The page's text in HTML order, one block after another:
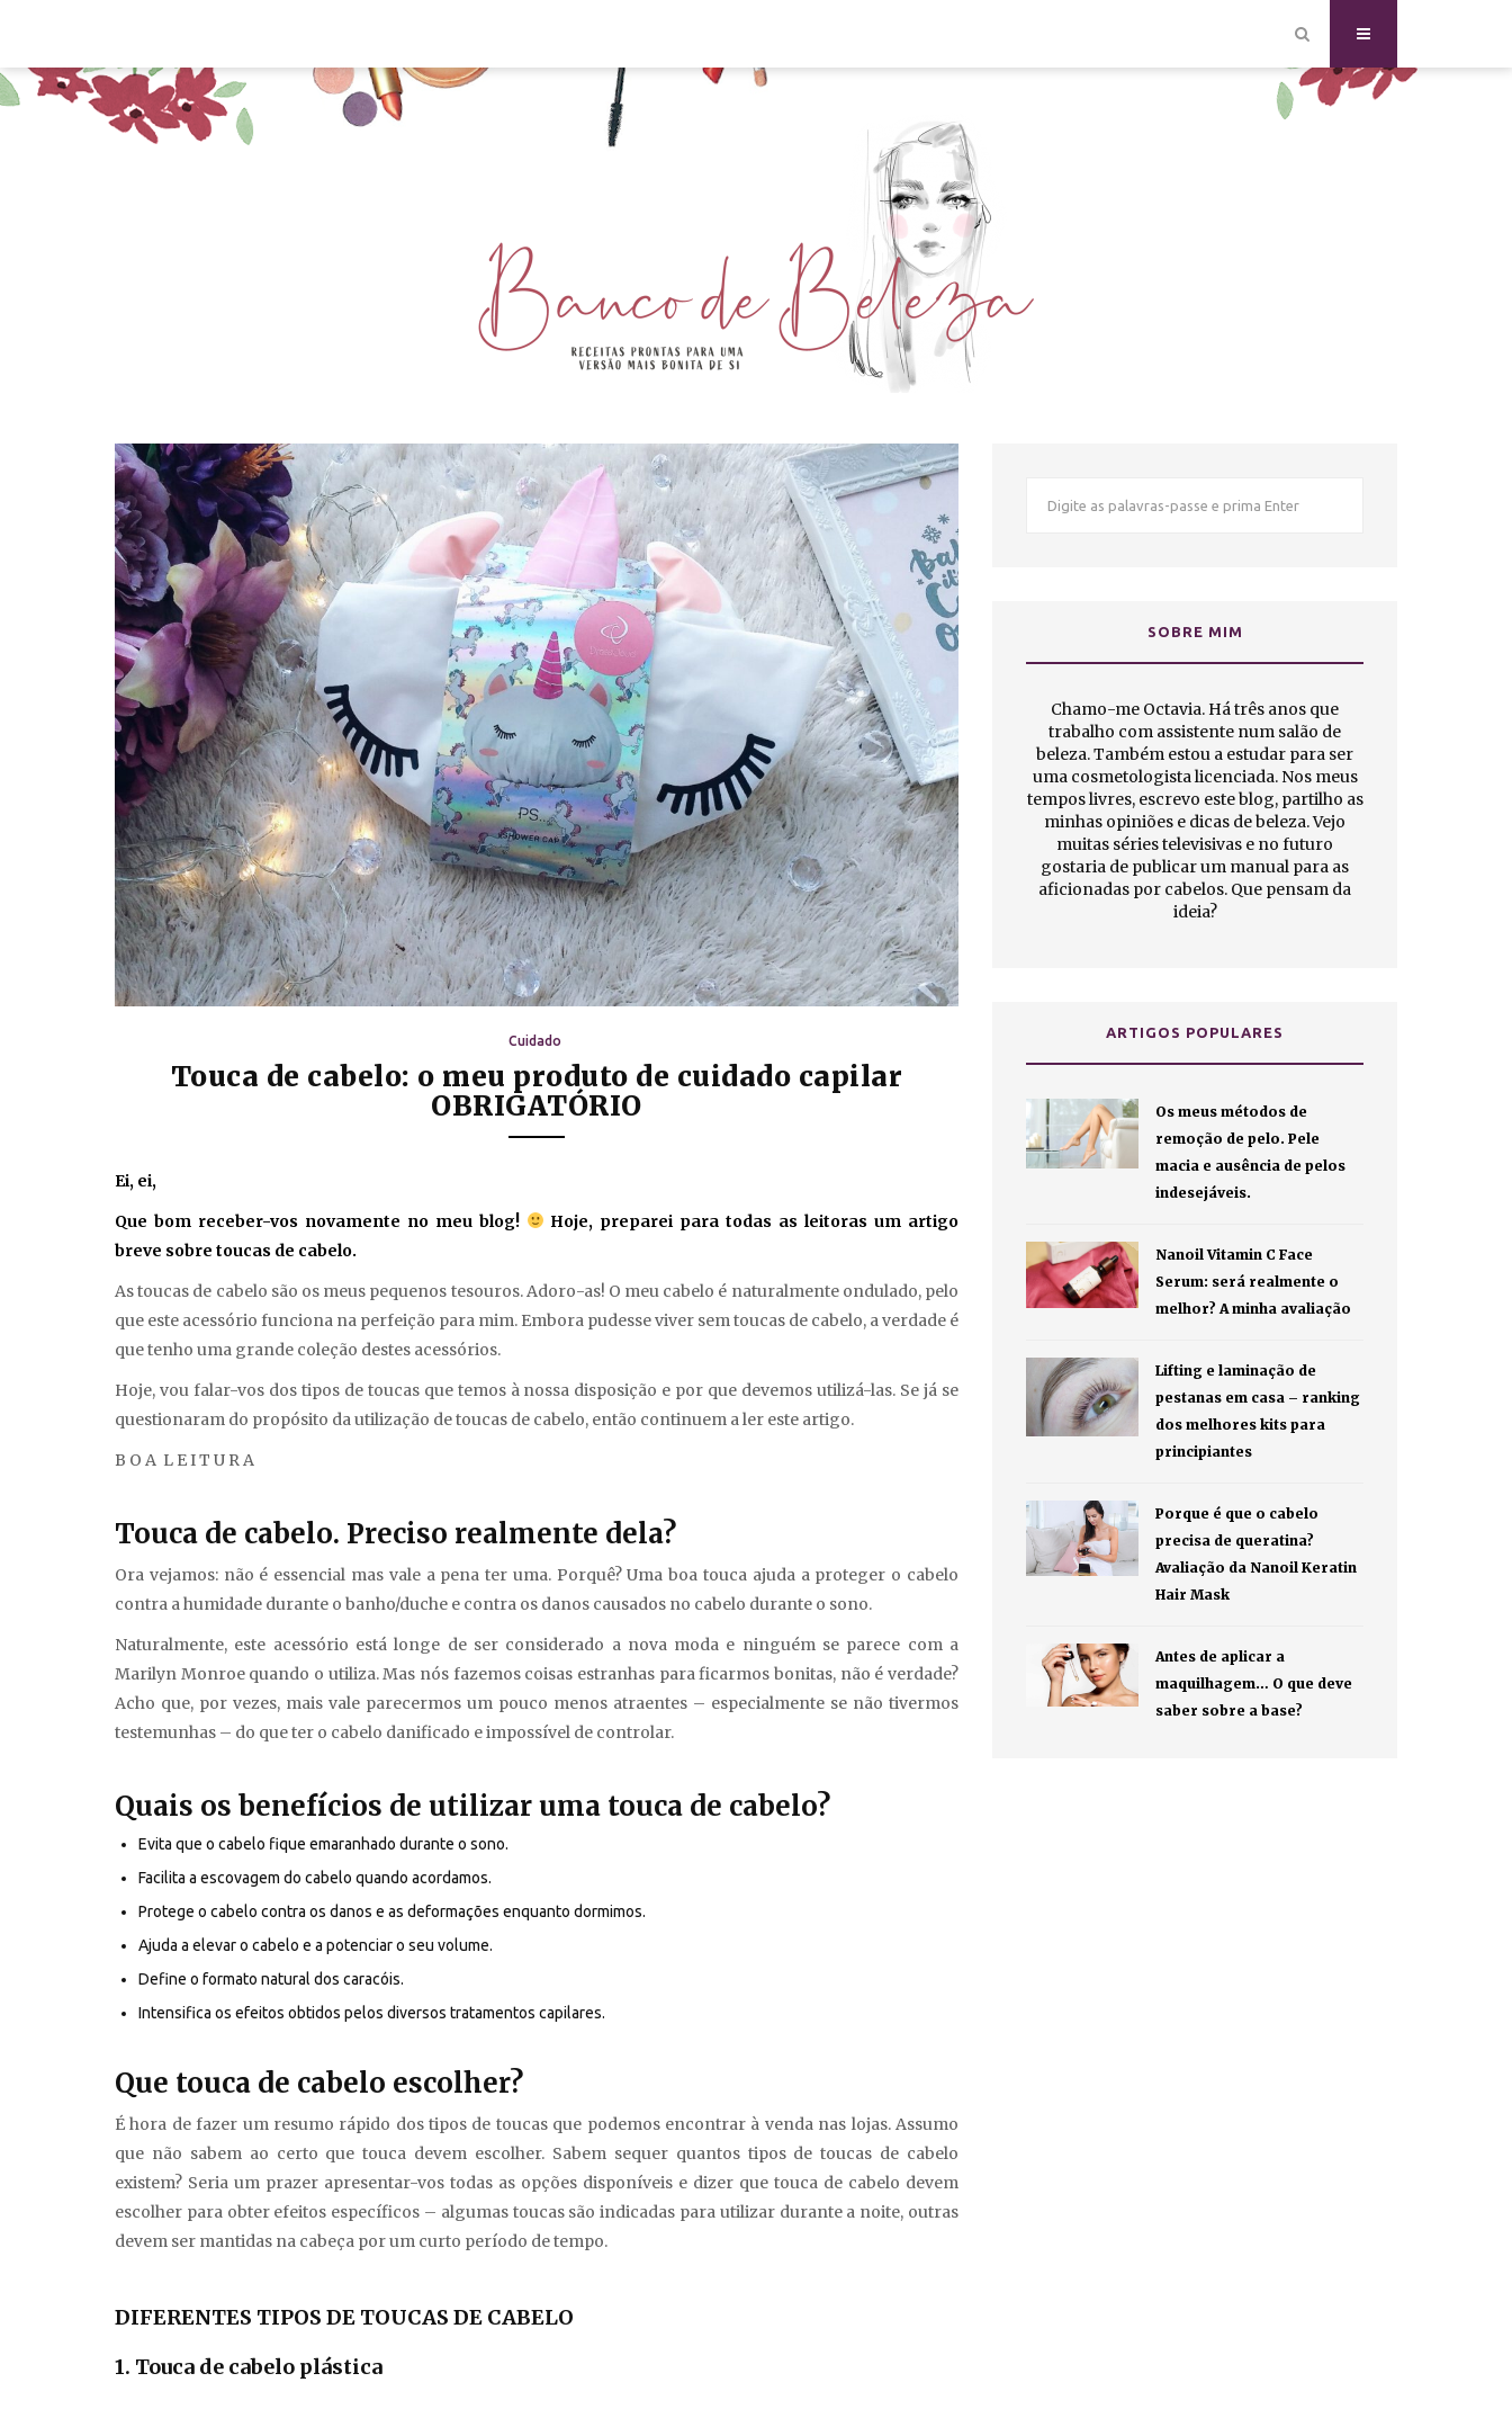
Cuidado
Touca de cabelo: o meu produto de cuidado capilar
OBRIGATÓRIO
Ei, ei,
Que bom receber-vos novamente no meu blog!
Hoje, preparei para todas as leitoras um artigo
breve sobre toucas de cabelo.
As toucas de cabelo são os meus pequenos tesouros. Adoro-as! O meu cabelo é naturalmente ondulado, pelo
que este acessório funciona na perfeição para mim. Embora pudesse viver sem toucas de cabelo, a verdade é
que tenho uma grande coleção destes acessórios.
Hoje, vou falar-vos dos tipos de toucas que temos à nossa disposição e por que devemos utilizá-las. Se já se
questionaram do propósito da utilização de toucas de cabelo, então continuem a ler este artigo.
B O A L E I T U R A
Touca de cabelo. Preciso realmente dela?
Ora vejamos: não é essencial mas vale a pena ter uma. Porquê? Uma boa touca ajuda a proteger o cabelo
contra a humidade durante o banho/duche e contra os danos causados no cabelo durante o sono.
Naturalmente, este acessório está longe de ser considerado a nova moda e ninguém se parece com a
Marilyn Monroe quando o utiliza. Mas nós fazemos coisas estranhas para ficarmos bonitas, não é verdade?
Acho que, por vezes, mais vale parecermos um pouco menos atraentes – especialmente se não tivermos
testemunhas – do que ter o cabelo danificado e impossível de controlar.
Quais os benefícios de utilizar uma touca de cabelo?
Evita que o cabelo fique emaranhado durante o sono.
Facilita a escovagem do cabelo quando acordamos.
Protege o cabelo contra os danos e as deformações enquanto dormimos.
Ajuda a elevar o cabelo e a potenciar o seu volume.
Define o formato natural dos caracóis.
Intensifica os efeitos obtidos pelos diversos tratamentos capilares.
Que touca de cabelo escolher?
É hora de fazer um resumo rápido dos tipos de toucas que podemos encontrar à venda nas lojas. Assumo
que não sabem ao certo que touca devem escolher. Sabem sequer quantos tipos de toucas de cabelo
existem? Seria um prazer apresentar-vos todas as opções disponíveis e dizer que touca de cabelo devem
escolher para obter efeitos específicos – algumas toucas são indicadas para utilizar durante a noite, outras
devem ser mantidas na cabeça por um curto período de tempo.
DIFERENTES TIPOS DE TOUCAS DE CABELO
1. Touca de cabelo plástica
SOBRE MIM
Chamo-me Octavia. Há três anos que
trabalho com assistente num salão de
beleza. Também estou a estudar para ser
uma cosmetologista licenciada. Nos meus
tempos livres, escrevo este blog, partilho as
minhas opiniões e dicas de beleza. Vejo
muitas séries televisivas e no futuro
gostaria de publicar um manual para as
aficionadas por cabelos. Que pensam da
ideia?
ARTIGOS POPULARES
Os meus métodos de
remoção de pelo. Pele
macia e ausência de pelos
indesejáveis.
Nanoil Vitamin C Face
Serum: será realmente o
melhor? A minha avaliação
Lifting e laminação de
pestanas em casa – ranking
dos melhores kits para
principiantes
Porque é que o cabelo
precisa de queratina?
Avaliação da Nanoil Keratin
Hair Mask
Antes de aplicar a
maquilhagem… O que deve
saber sobre a base?